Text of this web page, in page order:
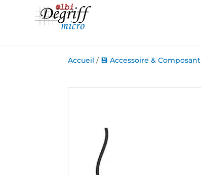
Accueil / 💾 Accessoire & Composant